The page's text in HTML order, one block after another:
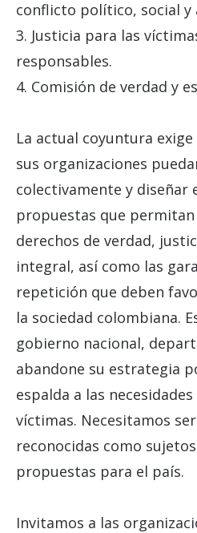
conflicto político, social y
3. Justicia para las
responsables.
4. Comisión de verdad y
La actual coyuntura
sus organizaciones
colectivamente y diseñar
propuestas que
derechos de verdad,
integral, así como las
repetición que deben
la sociedad colombiana.
gobierno nacional,
abandone su estrategia
espalda a las
víctimas. Necesitamos
reconocidas como
propuestas para el país.
Invitamos a las